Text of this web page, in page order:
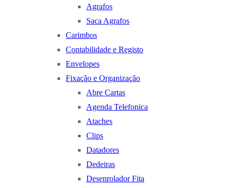
Agrafos
Saca Agrafos
Carimbos
Contabilidade e Registo
Envelopes
Fixação e Organização
Abre Cartas
Agenda Telefonica
Ataches
Clips
Datadores
Dedeiras
Desenrolador Fita